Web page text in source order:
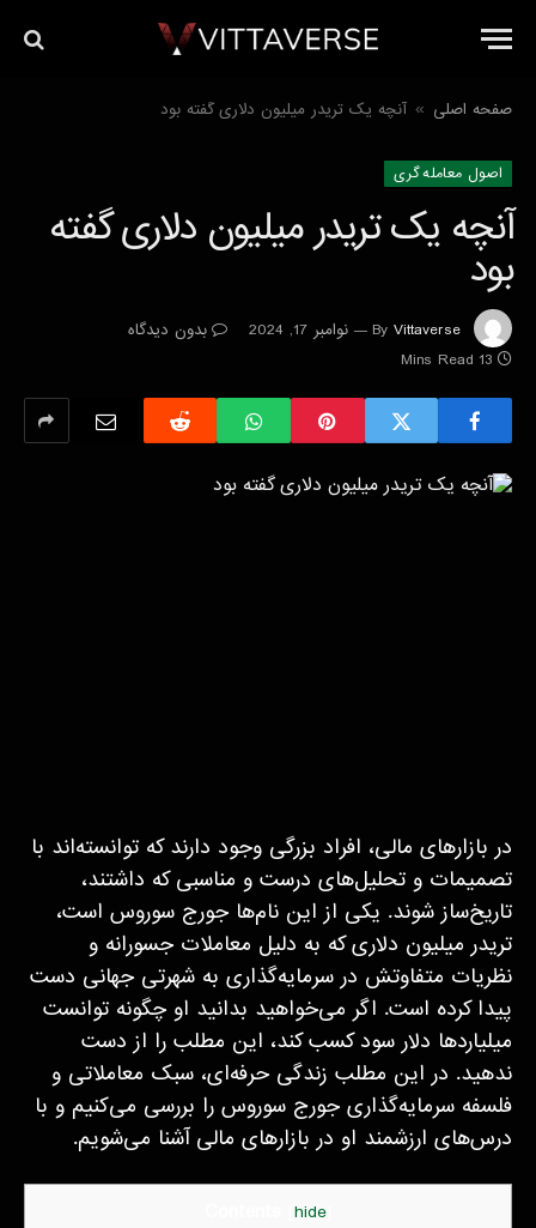
صفحه اصلی » آنچه یک تریدر میلیون دلاری گفته بود
اصول معامله گرى
آنچه یک تریدر میلیون دلاری گفته
بود
By Vittaverse نوامبر 17, 2024
بدون دیدگاه
13 Mins Read
در بازارهای مالی، افراد بزرگی وجود دارند که توانسته‌اند با
تصمیمات و تحلیل‌های درست و مناسبی که داشتند،
تاریخ‌ساز شوند. یکی از این نام‌ها جورج سوروس است،
تریدر میلیون دلاری که به دلیل معاملات جسورانه و
نظریات متفاوتش در سرمایه‌گذاری به شهرتی جهانی دست
پیدا کرده است. اگر می‌خواهید بدانید او چگونه توانست
میلیاردها دلار سود کسب کند، این مطلب را از دست
ندهید. در این مطلب زندگی حرفه‌ای، سبک معاملاتی و
فلسفه سرمایه‌گذاری جورج سوروس را بررسی می‌کنیم و با
درس‌های ارزشمند او در بازارهای مالی آشنا می‌شویم.
hide